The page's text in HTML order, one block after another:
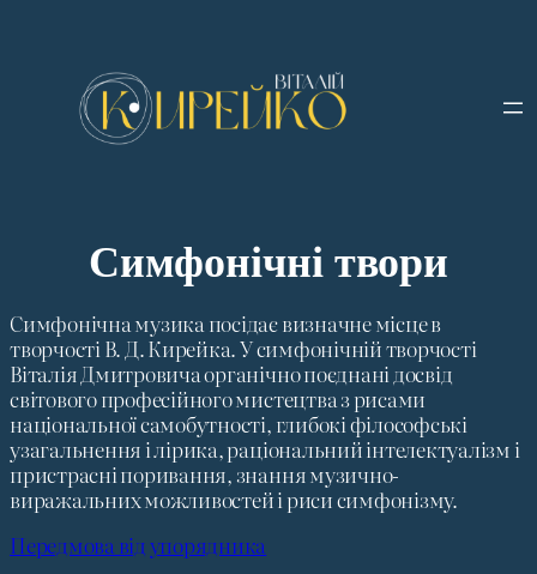
Симфонічні твори
Симфонічна музика посідає визначне місце в
творчості В. Д. Кирейка. У симфонічній творчості
Віталія Дмитровича органічно поєднані досвід
світового професійного мистецтва з рисами
національної самобутності, глибокі філософські
узагальнення і лірика, раціональний інтелектуалізм і
пристрасні поривання, знання музично-
виражальних можливостей і риси симфонізму.
Передмова від упорядника